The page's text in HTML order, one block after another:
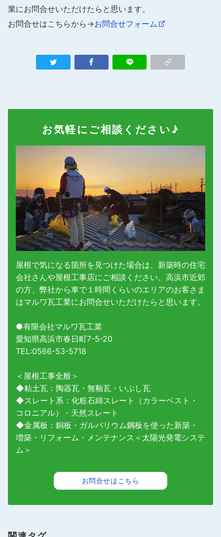
業にお問合せいただけたらと思います。
お問合せはこちらから→お問合せフォーム
お気軽にご相談ください♪
屋根で気になる箇所を見つけた場合は、新築時の住宅
会社さんや屋根工事店にご相談ください。高浜市近郊
の方、弊社から車で１時間くらいのエリアのお客さま
はマルワ瓦工業にお問合せいただけたらと思います。
●有限会社マルワ瓦工業
愛知県高浜市春日町7-5-20
TEL:0566-53-5718
＜屋根工事全般＞
◆粘土瓦：陶器瓦・無釉瓦・いぶし瓦
◆スレート系：化粧石綿スレート（カラーベスト・
コロニアル）・天然スレート
◆金属板：銅板・ガルバリウム鋼板を使った新築・
増築・リフォーム・メンテナンス＜太陽光発電システ
ム＞
お問合せはこちら